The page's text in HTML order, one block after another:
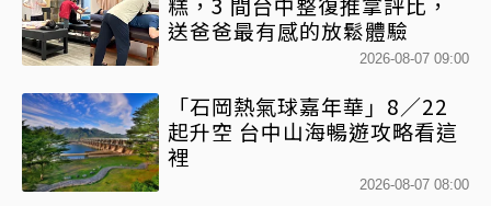
送爸爸最有感的放鬆體驗
2026-08-07 09:00
「石岡熱氣球嘉年華」8／22
起升空 台中山海暢遊攻略看這
裡
2026-08-07 08:00